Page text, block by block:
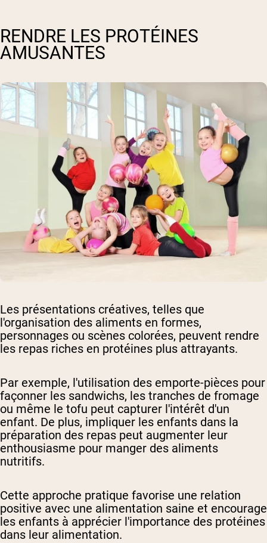
RENDRE LES PROTÉINES
AMUSANTES
Les présentations créatives, telles que
l'organisation des aliments en formes,
personnages ou scènes colorées, peuvent rendre
les repas riches en protéines plus attrayants.
Par exemple, l'utilisation des emporte-pièces pour
façonner les sandwichs, les tranches de fromage
ou même le tofu peut capturer l'intérêt d'un
enfant. De plus, impliquer les enfants dans la
préparation des repas peut augmenter leur
enthousiasme pour manger des aliments
nutritifs.
Cette approche pratique favorise une relation
positive avec une alimentation saine et encourage
les enfants à apprécier l'importance des protéines
dans leur alimentation.